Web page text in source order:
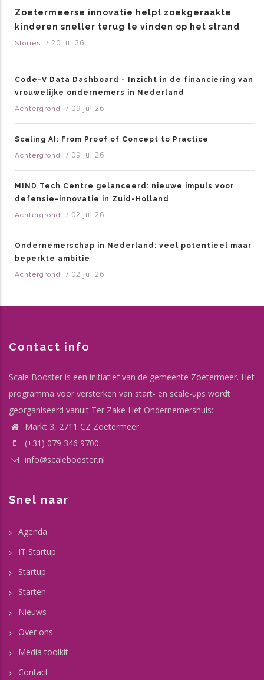
Zoetermeerse innovatie helpt zoekgeraakte
kinderen sneller terug te vinden op het strand
Stories / 20 jul 26
Code-V Data Dashboard - Inzicht in de financiering van
vrouwelijke ondernemers in Nederland
Achtergrond
/ 09 jul 26
Scaling AI: From Proof of Concept to Practice
Achtergrond
/ 09 jul 26
MIND Tech Centre gelanceerd: nieuwe impuls voor
defensie-innovatie in Zuid-Holland
Achtergrond
/ 02 jul 26
Ondernemerschap in Nederland: veel potentieel maar
beperkte ambitie
Achtergrond
/ 02 jul 26
Contact info
Scale Booster is een initiatief van de gemeente Zoetermeer. Het
programma voor versterken van start- en scale-ups wordt
georganiseerd vanuit Ter Zake Het Ondernemershuis:
Markt 3, 2711 CZ Zoetermeer
(+31) 079 346 9700
info@scalebooster.nl
Snel naar
Agenda
IT Startup
Startup
Starten
Nieuws
Over ons
Media toolkit
Contact